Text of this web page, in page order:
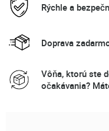
Rýchle a
Doprava
Vôňa, ktorú ste
očakávania?